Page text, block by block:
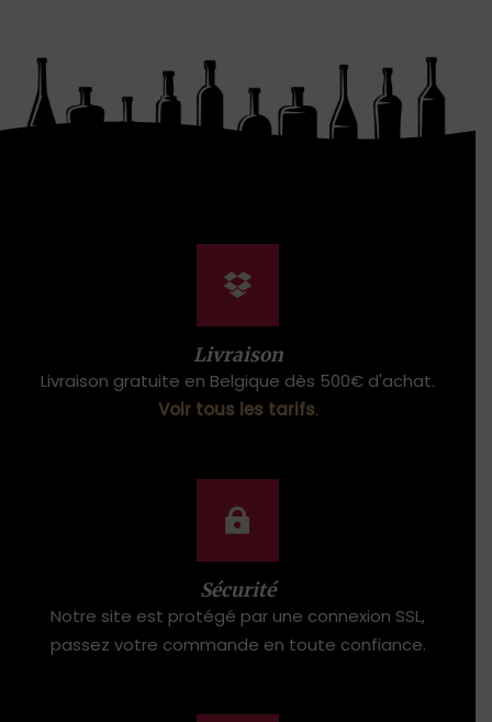
Livraison
Livraison gratuite en Belgique dès 500€ d'achat.
Voir tous les tarifs.
Sécurité
Notre site est protégé par une connexion SSL,
passez votre commande en toute confiance.